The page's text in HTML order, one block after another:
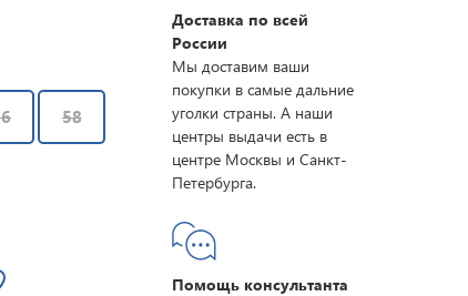
58
Доставка по всей
России
Мы доставим ваши
покупки в самые дальние
уголки страны. А наши
центры выдачи есть в
центре Москвы и Санкт-
Петербурга.
Помощь консультанта